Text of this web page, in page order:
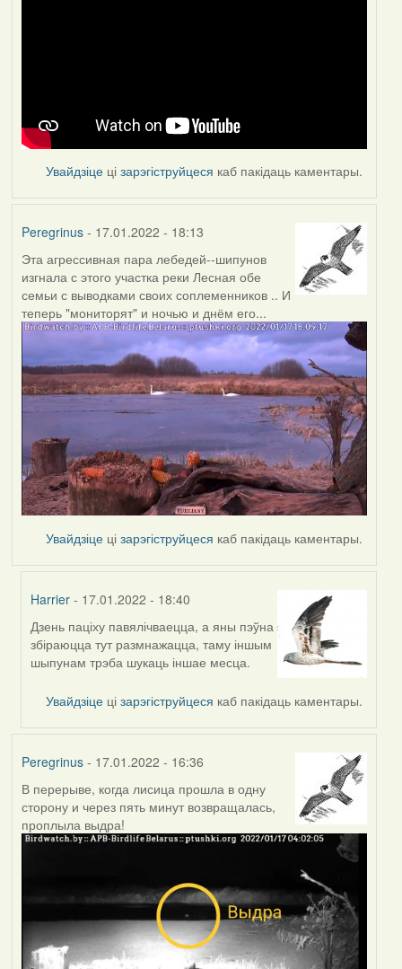
Увайдзіце цізарэгіструйцеся каб пакідаць каментары.
Peregrinus- 17.01.2022 - 18:13
Эта агрессивная пара лебедей--шипунов
изгнала с этого участка реки Лесная обе
семьи с выводками своих соплеменников .. И
теперь "мониторят" и ночью и днём его...
Увайдзіце цізарэгіструйцеся каб пакідаць каментары.
Harrier - 17.01.2022 - 18:40
In
reply
to
Peregrinus
Дзень паціху павялічваецца, а яны пэўна
збіраюцца тут размнажацца, таму іншым
шыпунам трэба шукаць іншае месца.
Увайдзіце цізарэгіструйцеся каб пакідаць каментары.
Peregrinus- 17.01.2022 - 16:36
В перерыве, когда лисица прошла в одну
сторону и через пять минут возвращалась,
проплыла выдра!